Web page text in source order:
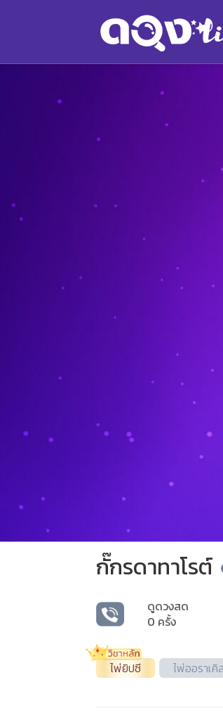
กั๊กรดาทาโรต์
ดูดวงสด
0 ครั้ง
ไพ่ยิปซี ไพ่ออราเคิล